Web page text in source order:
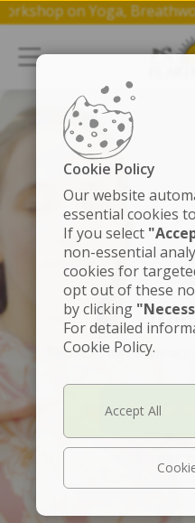
1 hr workshop on Yoga,
Técnicas de
Probar
Ver
Cookie Policy
Our website
essential cookies
If you select
non-essential
cookies for
opt out of these
by clicking
For detailed
Cookie Policy.